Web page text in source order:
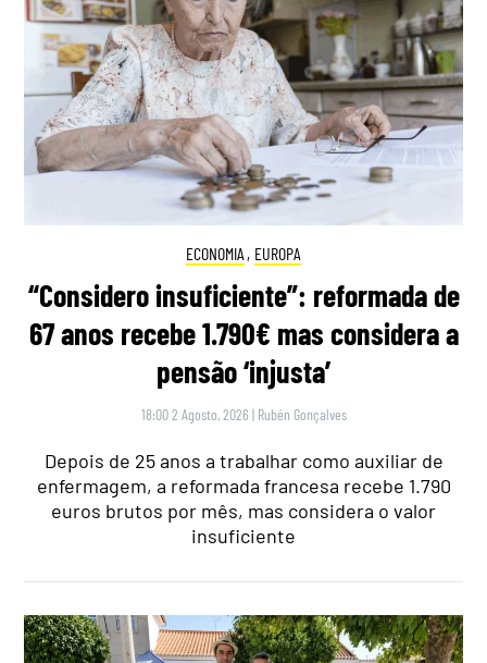
ECONOMIA , EUROPA
“Considero insuficiente”: reformada de
67 anos recebe 1.790€ mas considera a
pensão ‘injusta’
18:00 2 Agosto, 2026 | Rubén Gonçalves
Depois de 25 anos a trabalhar como auxiliar de
enfermagem, a reformada francesa recebe 1.790
euros brutos por mês, mas considera o valor
insuficiente